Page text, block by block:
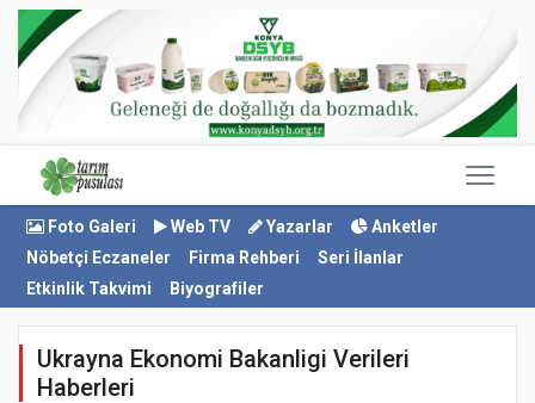
Foto Galeri Web TV Yazarlar
Anketler
Nöbetçi Eczaneler
Firma Rehberi
Seri İlanlar
Etkinlik Takvimi
Biyografiler
Ukrayna Ekonomi Bakanligi Verileri
Haberleri